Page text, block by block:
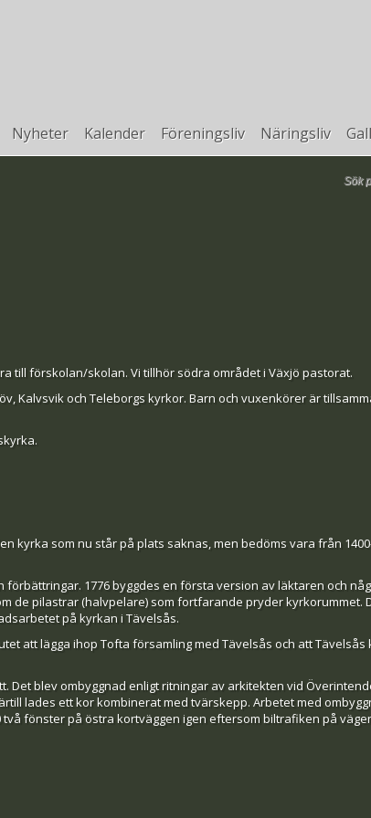
Nyheter Kalender Föreningsliv Näringsliv
till förskolan/skolan. Vi tillhör södra området i Växjö pastorat.
Kalvsvik och Teleborgs kyrkor. Barn och vuxenkörer är
kyrka som nu står på plats saknas, men bedöms vara från
1776 byggdes en första version av läktaren och
de pilastrar (halvpelare) som fortfarande pryder kyrkorummet.
på kyrkan i Tävelsås.
att lägga ihop Tofta församling med Tävelsås och att Tävelsås
Det blev ombyggnad enligt ritningar av arkitekten vid
lades ett kor kombinerat med tvärskepp. Arbetet med
fönster på östra kortväggen igen eftersom biltrafiken på